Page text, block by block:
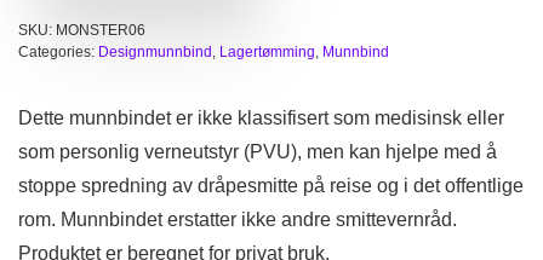
SKU: MONSTER06
Categories: Designmunnbind , Lagertømming, Munnbind
Dette munnbindet er ikke klassifisert som medisinsk eller
som personlig verneutstyr (PVU), men kan hjelpe med å
stoppe spredning av dråpesmitte på reise og i det offentlige
rom. Munnbindet erstatter ikke andre smittevernråd.
Produktet er beregnet for privat bruk.